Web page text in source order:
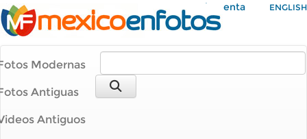
Mi Cuenta ENGLISH
Modernas
Antiguas
Antiguos